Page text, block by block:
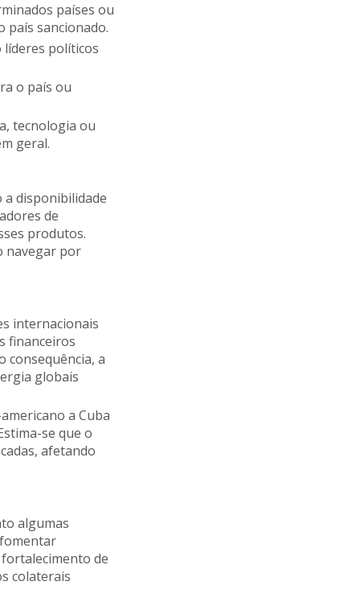
países ou
país sancionado.
líderes políticos
o país ou
tecnologia ou
geral.
a disponibilidade
de
produtos.
navegar por
internacionais
financeiros
consequência, a
globais
a Cuba
se que o
afetando
algumas
de
colaterais